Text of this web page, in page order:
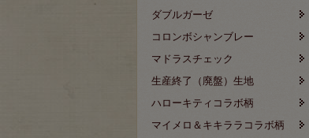
ダブルガーゼ
コロンボシャンブレー
マドラスチェック
生産終了（廃盤）生地
ハローキティコラボ柄
マイメロ＆キキララコラボ柄